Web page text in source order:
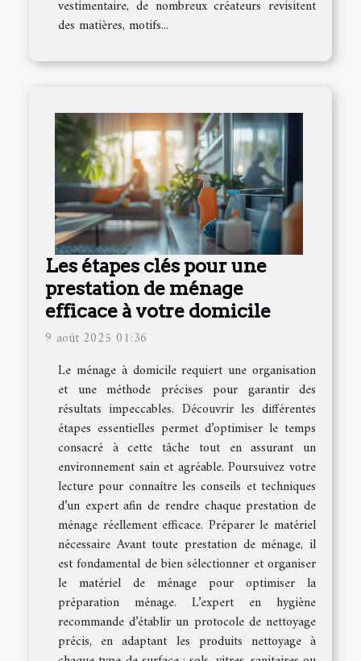
vestimentaire, de nombreux créateurs revisitent
des matières, motifs...
Les étapes clés pour une
prestation de ménage
efficace à votre domicile
9 août 2025 01:36
Le ménage à domicile requiert une organisation
et une méthode précises pour garantir des
résultats impeccables. Découvrir les différentes
étapes essentielles permet d’optimiser le temps
consacré à cette tâche tout en assurant un
environnement sain et agréable. Poursuivez votre
lecture pour connaître les conseils et techniques
d’un expert afin de rendre chaque prestation de
ménage réellement efficace. Préparer le matériel
nécessaire Avant toute prestation de ménage, il
est fondamental de bien sélectionner et organiser
le matériel de ménage pour optimiser la
préparation ménage. L’expert en hygiène
recommande d’établir un protocole de nettoyage
précis, en adaptant les produits nettoyage à